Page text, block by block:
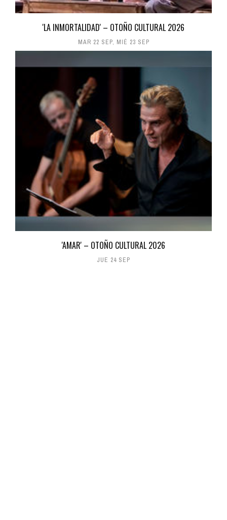
'LA INMORTALIDAD' – OTOÑO CULTURAL 2026
MAR 22 SEP, MIÉ 23 SEP
'AMAR' – OTOÑO CULTURAL 2026
JUE 24 SEP